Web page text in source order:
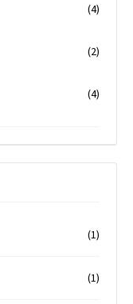
(4)
(2)
(4)
(1)
(1)